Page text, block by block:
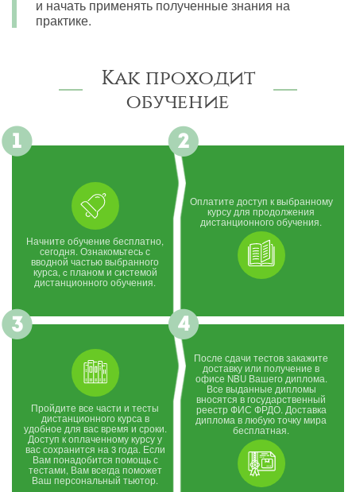
и начать применять полученные знания на
практике.
Как проходит
обучение
Начните обучение бесплатно,
сегодня. Ознакомьтесь с
вводной частью выбранного
курса, c планом и системой
дистанционного обучения.
Оплатите доступ к выбранному
курсу для продолжения
дистанционного обучения.
Пройдите все части и тесты
дистанционного курса в
удобное для вас время и сроки.
Доступ к оплаченному курсу у
вас сохранится на 3 года. Если
Вам понадобится помощь с
тестами, Вам всегда поможет
Ваш персональный тьютор.
После сдачи тестов закажите
доставку или получение в
офисе NBU Вашего диплома.
Все выданные дипломы
вносятся в государственный
реестр ФИС ФРДО. Доставка
диплома в любую точку мира
бесплатная.